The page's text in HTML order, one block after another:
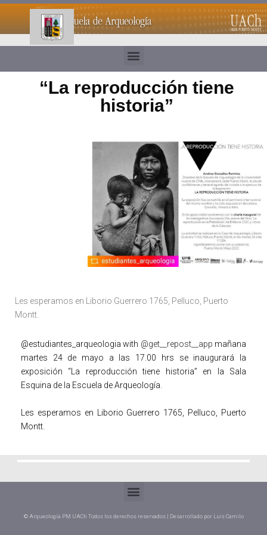
“La reproducción tiene
historia”
Les esperamos en Liborio Guerrero 1765, Pelluco, Puerto
Montt.
@estudiantes_arqueologia with @get__repost__app mañana
martes 24 de mayo a las 17.00 hrs se inaugurará la
exposición “La reproducción tiene historia” en la Sala
Esquina de la Escuela de Arqueología.
Les esperamos en Liborio Guerrero 1765, Pelluco, Puerto
Montt.
© Arqueología PM UACh Todos los derechos reservados | Desarrollado por Luis Camilo